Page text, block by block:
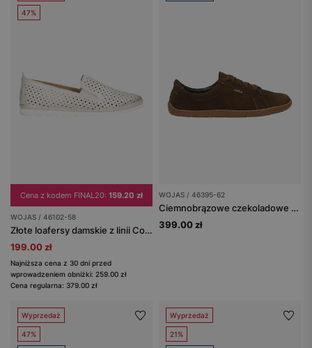
47%
Cena z kodem FINAL20: 159.20 zł
WOJAS / 46102-58
Złote loafersy damskie z linii Comfort
199.00 zł
Najniższa cena z 30 dni przed
wprowadzeniem obniżki: 259.00 zł
Cena regularna: 379.00 zł
WOJAS / 46395-62
Ciemnobrązowe czekoladowe trampki damskie typu barefoot
399.00 zł
Wyprzedaż
47%
Wyprzedaż
21%